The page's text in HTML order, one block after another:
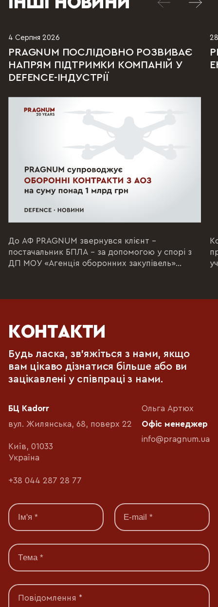
4 Серпня 2026
PRAGNUM ПОСЛІДОВНО РОЗВИВАЄ
НАПРЯМ ПІДТРИМКИ КОМПАНІЙ У
DEFENCE-ІНДУСТРІЇ
До АФ PRAGNUM звернувся клієнт –
постачальник БПЛА – за допомогою у спорі з
ДП МОУ «Агенція оборонних закупівель»
КОНТАКТИ
Будь ласка, зв'яжіться з нами, якщо
вам цікаво дізнатися більше або ви
зацікавлені у співпраці з нами.
БЦ Kadorr
вул. Жилянська, 68, поверх 22
Київ, 01033
Україна
+38 044 287 28 77
Ольга Артюх
Офіс менеджер
info@pragnum.ua
Повідомлення *